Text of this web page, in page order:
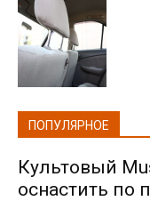
ПОПУЛЯРНОЕ
Культовый
оснастить по